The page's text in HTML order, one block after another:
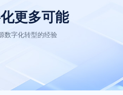
更多可能
数字化转型的经验